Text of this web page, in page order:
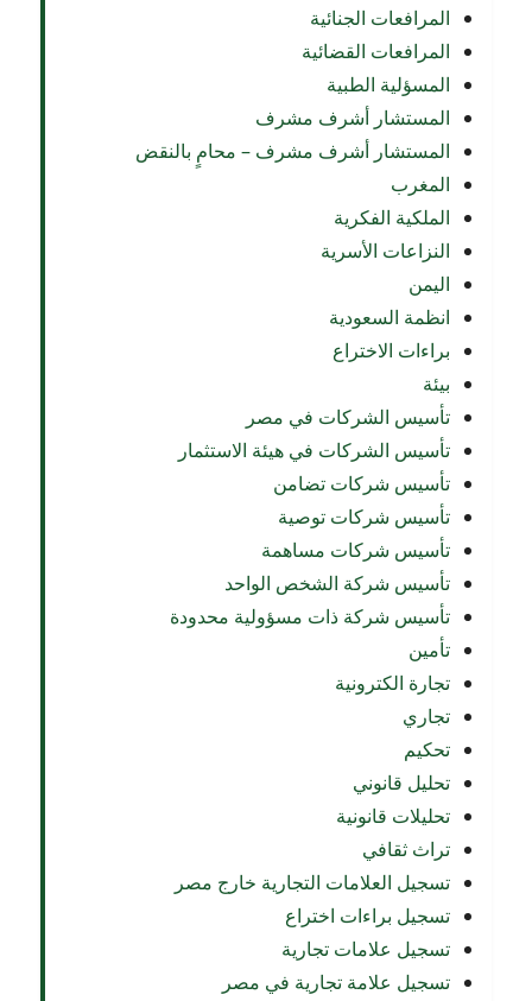
المرافعات الجنائية
المرافعات القضائية
المسؤلية الطبية
المستشار أشرف مشرف
المستشار أشرف مشرف – محامٍ بالنقض
المغرب
الملكية الفكرية
النزاعات الأسرية
اليمن
انظمة السعودية
براءات الاختراع
بيئة
تأسيس الشركات في مصر
تأسيس الشركات في هيئة الاستثمار
تأسيس شركات تضامن
تأسيس شركات توصية
تأسيس شركات مساهمة
تأسيس شركة الشخص الواحد
تأسيس شركة ذات مسؤولية محدودة
تأمين
تجارة الكترونية
تجاري
تحكيم
تحليل قانوني
تحليلات قانونية
تراث ثقافي
تسجيل العلامات التجارية خارج مصر
تسجيل براءات اختراع
تسجيل علامات تجارية
تسجيل علامة تجارية في مصر